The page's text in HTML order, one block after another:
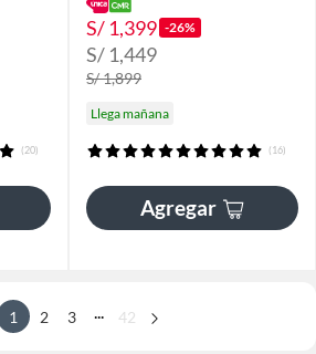
(20)
S/ 1,399 -26%
S/ 1,449
S/ 1,899
Llega mañana
(16)
Agregar
1 2 3 ... 42